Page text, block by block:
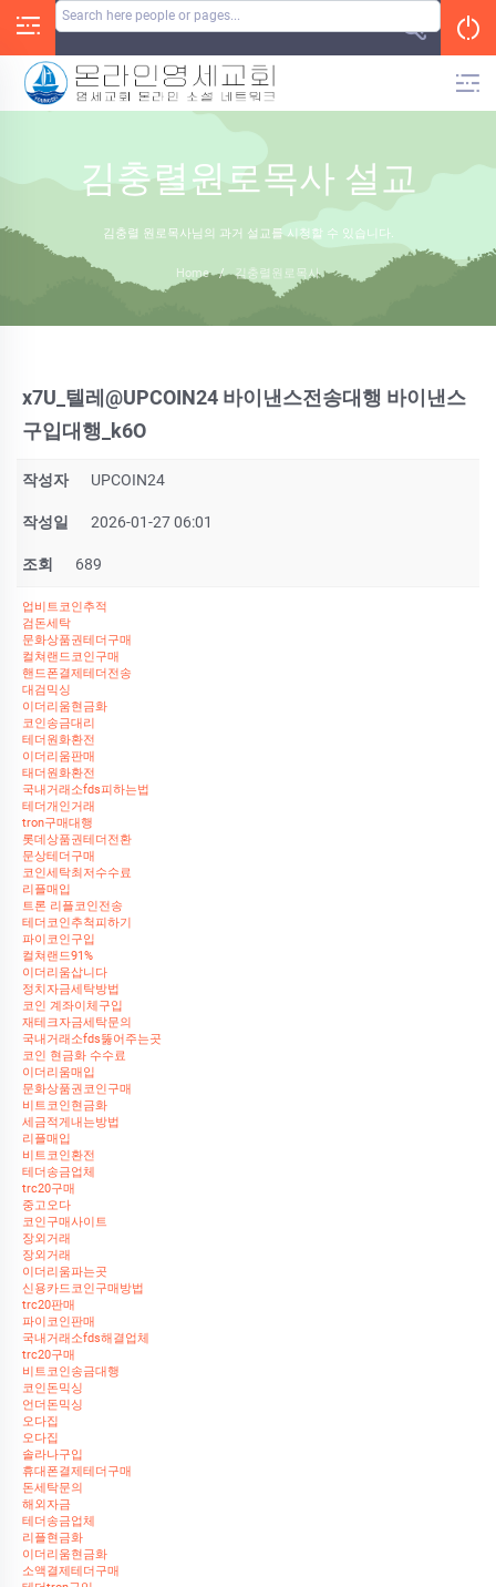
김충렬원로목사 설교
김충렬 원로목사님의 과거 설교를 시청할 수 있습니다.
Home / 김충렬원로목사
x7U_텔레@UPCOIN24 바이낸스전송대행 바이낸스
구입대행_k6O
작성자 UPCOIN24
작성일 2026-01-27 06:01
조회 689
업비트코인추적
검돈세탁
문화상품권테더구매
컬쳐랜드코인구매
핸드폰결제테더전송
대검믹싱
이더리움현금화
코인송금대리
테더원화환전
이더리움판매
태더원화환전
국내거래소fds피하는법
테더개인거래
tron구매대행
롯데상품권테더전환
문상테더구매
코인세탁최저수수료
리플매입
트론 리플코인전송
테더코인추척피하기
파이코인구입
컬쳐랜드91%
이더리움삽니다
정치자금세탁방법
코인 계좌이체구입
재테크자금세탁문의
국내거래소fds뚫어주는곳
코인 현금화 수수료
이더리움매입
문화상품권코인구매
비트코인현금화
세금적게내는방법
리플매입
비트코인환전
테더송금업체
trc20구매
중고오다
코인구매사이트
장외거래
장외거래
이더리움파는곳
신용카드코인구매방법
trc20판매
파이코인판매
국내거래소fds해결업체
trc20구매
비트코인송금대행
코인돈믹싱
언더돈믹싱
오다집
오다집
솔라나구입
휴대폰결제테더구매
돈세탁문의
해외자금
테더송금업체
리플현금화
이더리움현금화
소액결제테더구매